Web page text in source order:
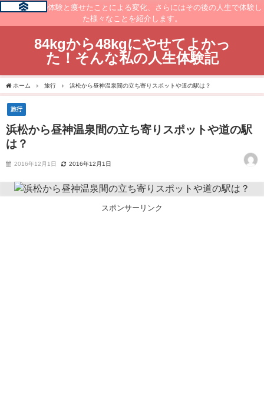
痩せるまでの体験と痩せたことによる変化、さらにはその後の人生で体験し
た様々なことを紹介します。
84kgから48kgにやせてよかっ
た！そんな私の人生体験記
ホーム 旅行 浜松から昼神温泉間の立ち寄りスポットや道の駅は？
旅行
浜松から昼神温泉間の立ち寄りスポットや道の駅
は？
2016年12月1日 2016年12月1日
スポンサーリンク